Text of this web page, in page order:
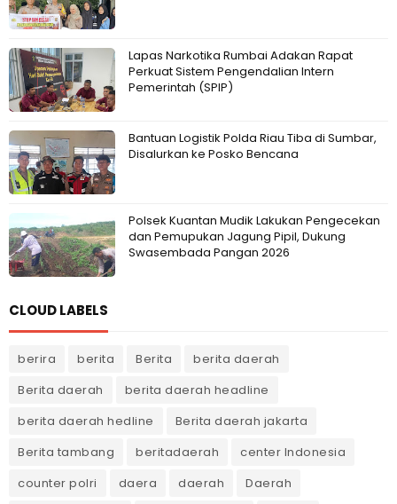
Lapas Narkotika Rumbai Adakan Rapat
Perkuat Sistem Pengendalian Intern
Pemerintah (SPIP)
Bantuan Logistik Polda Riau Tiba di Sumbar,
Disalurkan ke Posko Bencana
Polsek Kuantan Mudik Lakukan Pengecekan
dan Pemupukan Jagung Pipil, Dukung
Swasembada Pangan 2026
CLOUD LABELS
berira berita Berita
berita daerah
Berita daerah
berita daerah headline
berita daerah hedline
Berita daerah jakarta
Berita tambang
beritadaerah
center Indonesia
counter polri
daera daerah
Daerah